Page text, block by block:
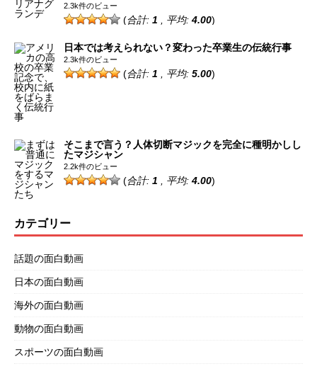
2.3k件のビュー
(合計: 1 , 平均: 4.00)
日本では考えられない？変わった卒業生の伝統行事
2.3k件のビュー
(合計: 1 , 平均: 5.00)
そこまで言う？人体切断マジックを完全に種明かしし
たマジシャン
2.2k件のビュー
(合計: 1 , 平均: 4.00)
カテゴリー
話題の面白動画
日本の面白動画
海外の面白動画
動物の面白動画
スポーツの面白動画